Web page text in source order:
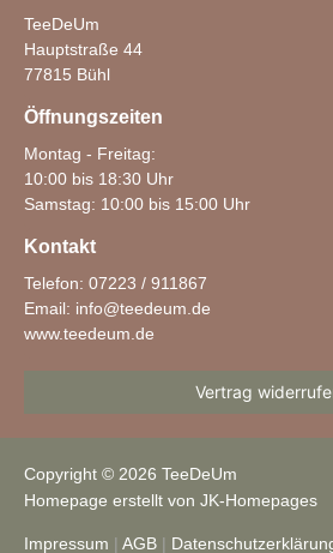
TeeDeUm
Hauptstraße 44
77815 Bühl
Öffnungszeiten
Montag - Freitag:
10:00 bis 18:30 Uhr
Samstag: 10:00 bis 15:00 Uhr
Kontakt
Telefon: 07223 / 911867
Email: info@teedeum.de
www.teedeum.de
Vertrag
Copyright © 2026 TeeDeUm
Homepage erstellt von JK-Homepages
Impressum | AGB |